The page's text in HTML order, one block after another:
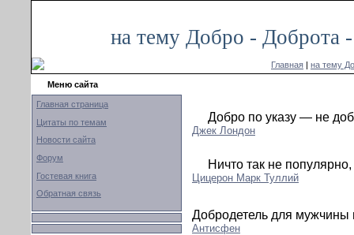
на тему Добро - Доброта
Главная | на тему
Меню сайта
Главная страница
Цитаты по темам
Новости сайта
Форум
Гостевая книга
Обратная связь
Добро по указу — не
Джек Лондон
Ничто так не
Цицерон Марк Туллий
Добродетель для
Антисфен